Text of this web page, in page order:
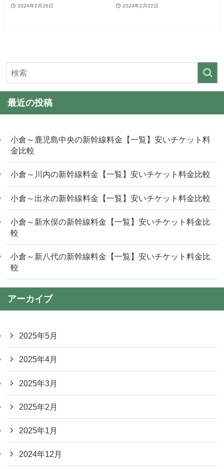
2024年2月26日 2024年2月22日
最近の投稿
小倉～鹿児島中央の新幹線料金【一覧】安いチケット料
金比較
小倉～川内の新幹線料金【一覧】安いチケット料金比較
小倉～出水の新幹線料金【一覧】安いチケット料金比較
小倉～新水俣の新幹線料金【一覧】安いチケット料金比
較
小倉～新八代の新幹線料金【一覧】安いチケット料金比
較
アーカイブ
2025年5月
2025年4月
2025年3月
2025年2月
2025年1月
2024年12月